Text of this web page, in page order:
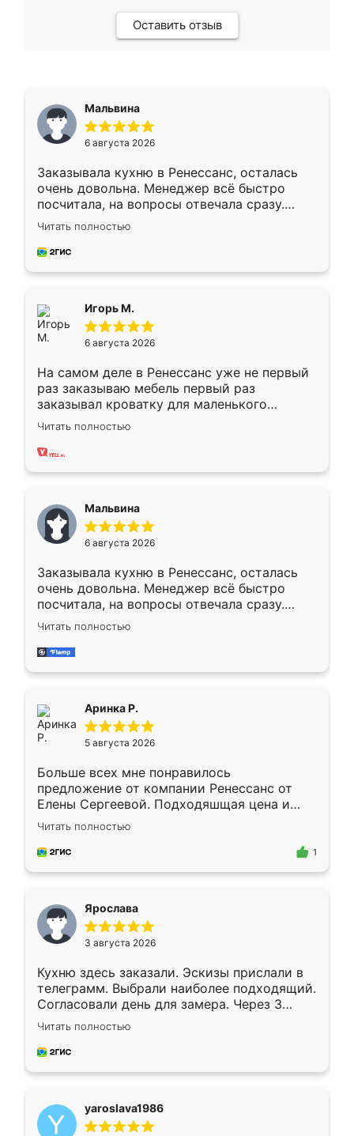
Оставить отзыв
Мальвина
6 августа 2026
Заказывала кухню в Ренессанс, осталась
очень довольна. Менеджер всё быстро
посчитала, на вопросы отвечала сразу.
Замерщик приехал в субботу, подошёл к
делу со всей ответственностью. Собрали
за день, ребята работали аккуратно, даже
Читать полностью
Игорь М.
6 августа 2026
На самом деле в Ренессанс уже не первый
раз заказываю мебель первый раз
заказывал кроватку для маленького
ребёнка при его рождении ,во второй раз
заказал шкаф-купе. По качеству очень
хорошее сборка достаточно быстрая,
меньше, здесь же он более разнообразный.
Мне нравится ,если что-то потребуется из
мебели буду заказывать только здесь.
Читать полностью
Мальвина
6 августа 2026
Заказывала кухню в Ренессанс, осталась
очень довольна. Менеджер всё быстро
посчитала, на вопросы отвечала сразу.
Замерщик приехал в субботу, подошёл к
делу со всей ответственностью. Собрали
за день, ребята работали аккуратно, даже
Читать полностью
Аринка Р.
5 августа 2026
Больше всех мне понравилось
предложение от компании Ренессанс от
Елены Сергеевой. Подходяшщая цена и
короткие сроки изготовления. Приехавший
для замера сотрудник Владислав
предложил по моему эскизу самый
Читать полностью
1
Ярослава
3 августа 2026
Кухню здесь заказали. Эскизы прислали в
телеграмм. Выбрали наиболее подходящий.
Согласовали день для замера. Через 3
недели кухня была уже готова. Остались
довольны работой. Спасибо Ренессанс
мебель за качественную работу!
Читать полностью
yaroslava1986